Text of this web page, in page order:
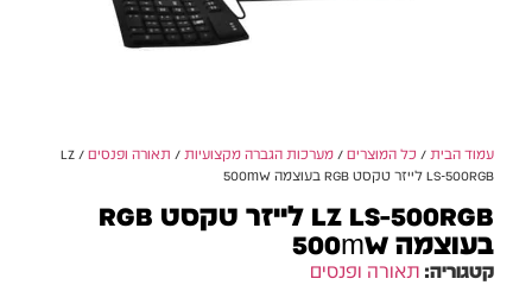
עמוד הבית / כל המוצרים /מערכות הגברה מקצועיות / תאורה ופנסים
/ LZ
LS-500RGB לייזר טקסט RGB בעוצמה 500mW
LZ LS-500RGB לייזר טקסט RGB
בעוצמה 500mW
קטגוריה:תאורה ופנסים